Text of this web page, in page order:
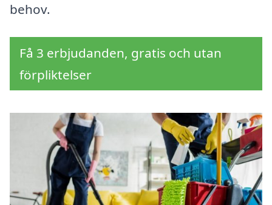
behov.
Få 3 erbjudanden, gratis och utan
förpliktelser